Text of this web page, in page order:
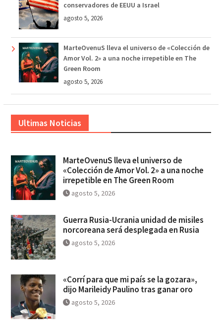
conservadores de EEUU a Israel
agosto 5, 2026
MarteOvenuS lleva el universo de «Colección de
Amor Vol. 2» a una noche irrepetible en The
Green Room
agosto 5, 2026
Ultimas Noticias
MarteOvenuS lleva el universo de
«Colección de Amor Vol. 2» a una noche
irrepetible en The Green Room
agosto 5, 2026
Guerra Rusia-Ucrania unidad de misiles
norcoreana será desplegada en Rusia
agosto 5, 2026
«Corrí para que mi país se la gozara»,
dijo Marileidy Paulino tras ganar oro
agosto 5, 2026